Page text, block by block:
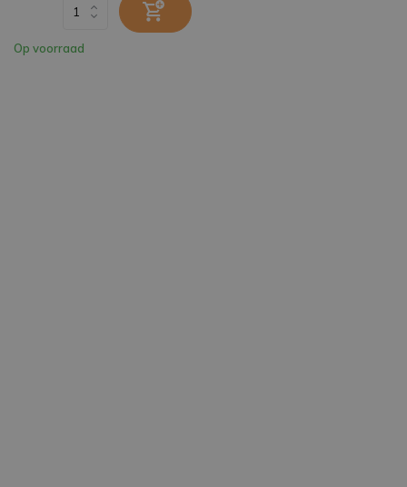
Op voorraad